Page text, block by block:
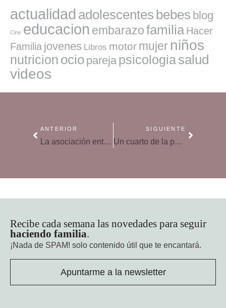
actualidad adolescentes bebes blog
Cine educacion embarazofamilia Hacer
Familia jovenes Libros motor mujer niños
nutricion ocio pareja psicologiasalud
videos
ANTERIOR
La asociación entre la epilepsia infantil y las alteraciones del sueño
SIGUIENTE
Un cuarto de la población mundial apenas se mueve 22 minutos al día
Recibe cada semana las novedades para seguir
haciendo familia.
¡Nada de SPAM! solo contenido útil que te encantará.
Apuntarme a la newsletter